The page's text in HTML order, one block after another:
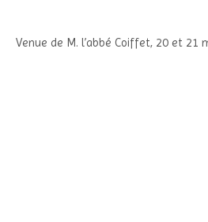
Venue de M. l’abbé Coiffet, 20 et 21